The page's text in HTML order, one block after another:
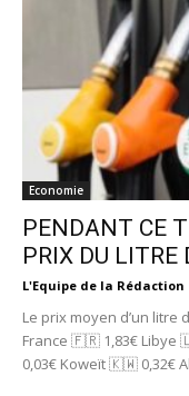
Economie
PENDANT CE
PRIX DU LITRE
L'Equipe de la Rédaction
Le prix moyen d’un litre
France 🇫🇷 1,83€
0,03€ Koweït 🇰🇼 0,32€